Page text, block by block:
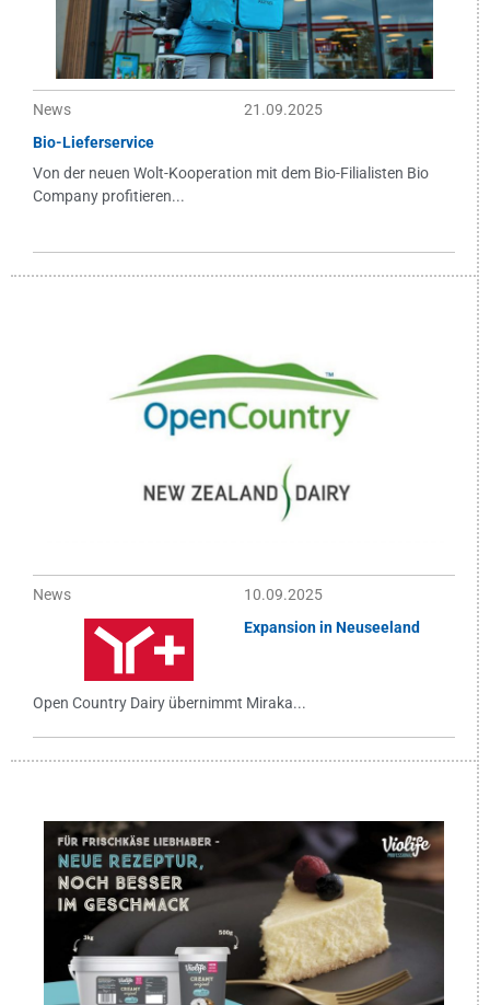
News
21.09.2025
Bio-Lieferservice
Von der neuen Wolt-Kooperation mit dem Bio-Filialisten Bio
Company profitieren...
News
10.09.2025
Expansion in Neuseeland
Open Country Dairy übernimmt Miraka...